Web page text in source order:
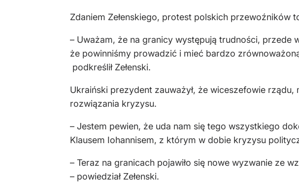
Zdaniem Zełenskiego, protest polskich
– Uważam, że na granicy występują trudności,
że powinniśmy prowadzić i mieć bardzo
podkreślił Zełenski.
Ukraiński prezydent zauważył, że wiceszefowie
rozwiązania kryzysu.
– Jestem pewien, że uda nam się tego wszystkiego
Klausem Iohannisem, z którym w dobie kryzysu
– Teraz na granicach pojawiło się nowe wyzwanie ze
– powiedział Zełenski.